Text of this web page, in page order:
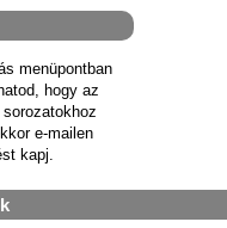
menüpontban
hogy az
e-mailen
kapj.